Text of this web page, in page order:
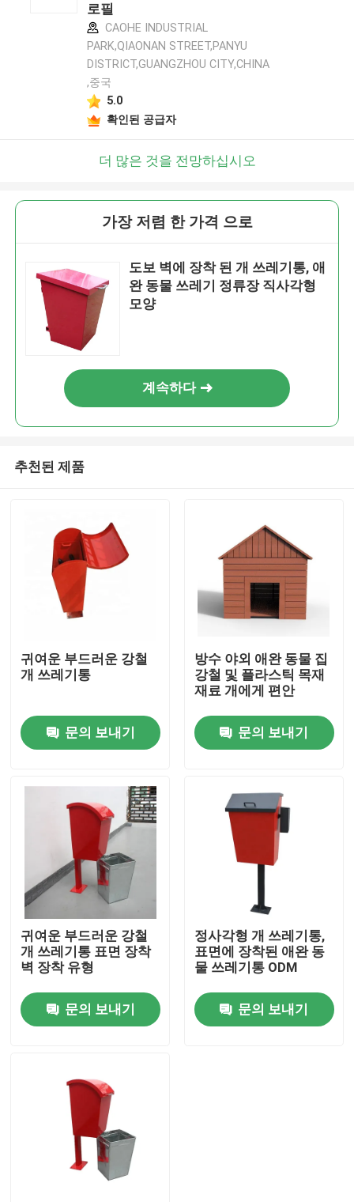
집
우리 에 관한 것
공장 투어
품질 관리
저희와 연락
인용 을 요청 하십시오
야외 금속 벤치
로필
CAOHE INDUSTRIAL
PARK,QIAONAN STREET,PANYU
DISTRICT,GUANGZHOU CITY,CHINA
,중국
5.0
확인된 공급자
더 많은 것을 전망하십시오
가장 저렴 한 가격 으로
도보 벽에 장착 된 개 쓰레기통, 애
완 동물 쓰레기 정류장 직사각형
모양
계속하다
추천된 제품
귀여운 부드러운 강철
개 쓰레기통
문의 보내기
방수 야외 애완 동물 집
강철 및 플라스틱 목재
재료 개에게 편안
문의 보내기
귀여운 부드러운 강철
개 쓰레기통 표면 장착
벽 장착 유형
문의 보내기
정사각형 개 쓰레기통,
표면에 장착된 애완 동
물 쓰레기통 ODM
문의 보내기